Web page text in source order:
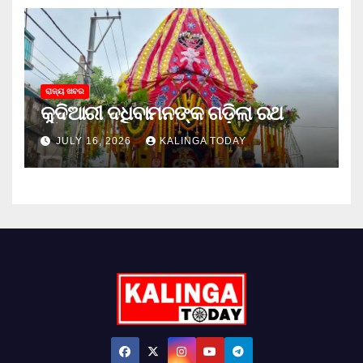
ରାଜ୍ୟ ଖବର
କୁଦିଆରୀ ଦଧିବାମନଙ୍କ ଗଡ଼ିଲା ରଥ
JULY 16, 2026 KALINGA TODAY